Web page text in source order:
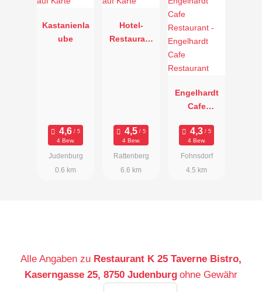
Kastanienla
ube
4 Bew.
Judenburg
0.6 km
Hotel-
Restaurant
4 Bew.
Rattenberg
6.6 km
Engelhardt
Cafe
4 Bew.
Fohnsdorf
4.5 km
Alle Angaben zu Restaurant K 25 Taverne Bistro,
Kaserngasse 25, 8750 Judenburg ohne Gewähr